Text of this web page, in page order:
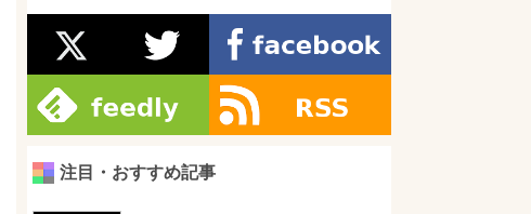
注目・おすすめ記事